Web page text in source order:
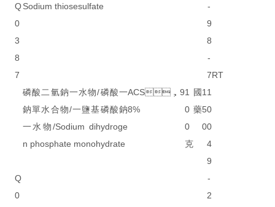
Q
0
3
8
7
Sodium thiosesulfate
-
9
8
-
7RT
Q
0
磷酸二氫鈉一水物/磷酸一
鈉單水合物/一鹽基磷酸鈉
一水物/Sodium dihydroge
n phosphate monohydrate
ACS，9
8%
1
0
0
克
國
藥
1
5
0
1
0
0
4
9
-
2